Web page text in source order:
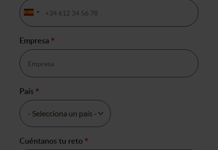
Empresa *
País *
Cuéntanos tu reto *